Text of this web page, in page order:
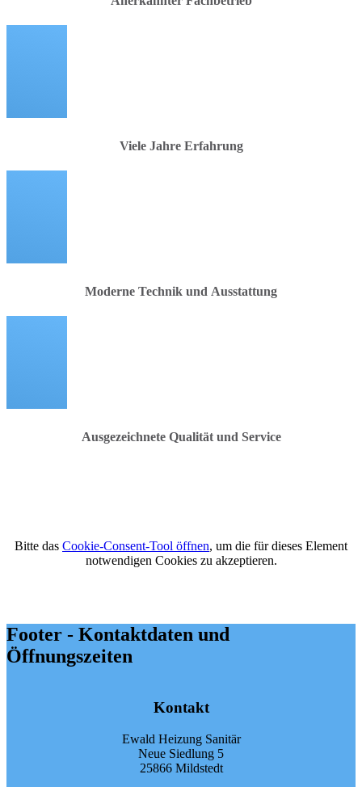
Viele Jahre Erfahrung
Moderne Technik und Ausstattung
Ausgezeichnete Qualität und Service
Bitte das Cookie-Consent-Tool öffnen, um die für dieses Element
notwendigen Cookies zu akzeptieren.
Footer - Kontaktdaten und
Öffnungszeiten
Kontakt
Ewald Heizung Sanitär
Neue Siedlung 5
25866 Mildstedt